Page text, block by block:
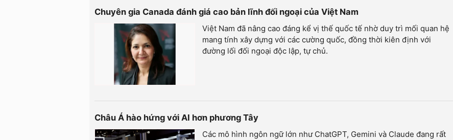
Chuyên gia Canada đánh giá cao bản lĩnh đối ngoại của Việt Nam
Việt Nam đã nâng cao đáng kể vị thế quốc tế nhờ duy trì mối quan hệ
mang tính xây dựng với các cường quốc, đồng thời kiên định với
đường lối đối ngoại độc lập, tự chủ.
Châu Á hào hứng với AI hơn phương Tây
Các mô hình ngôn ngữ lớn như ChatGPT, Gemini và Claude đang rất